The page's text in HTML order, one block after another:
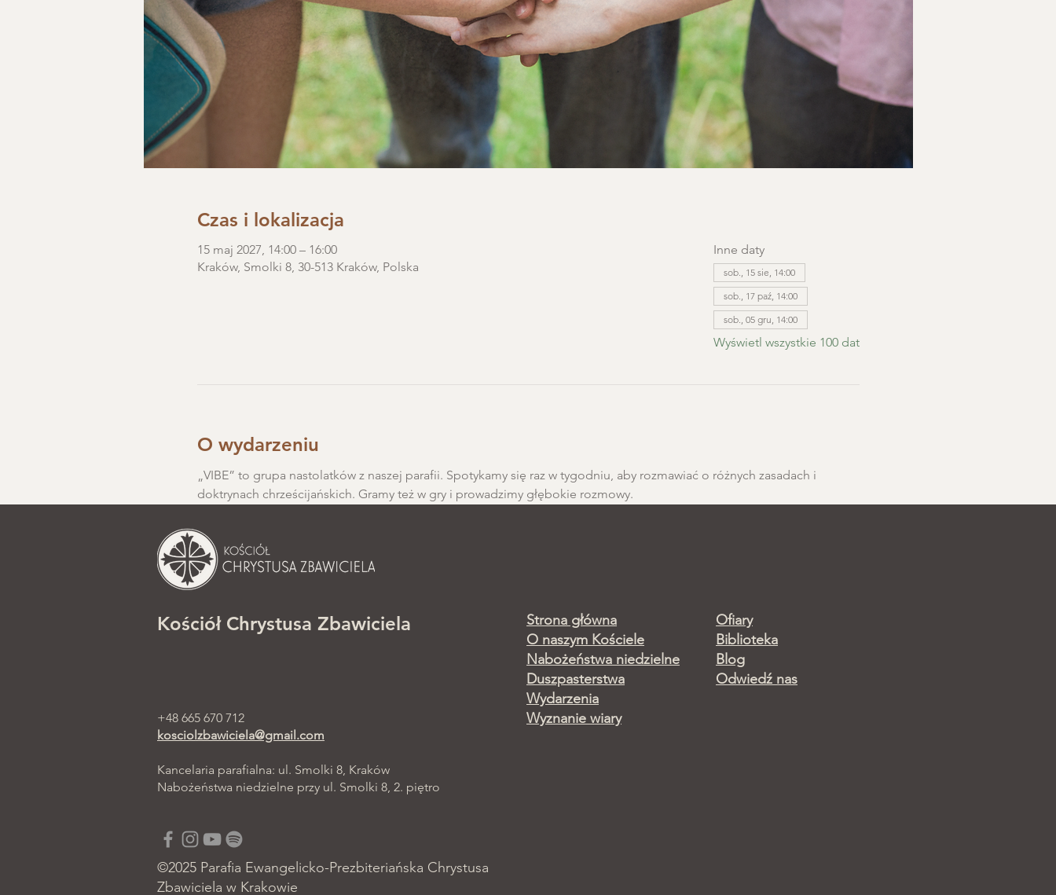
Czas i lokalizacja
15 maj 2027, 14:00 – 16:00
Kraków, Smolki 8, 30-513 Kraków, Polska
Inne daty
sob., 15 sie, 14:00
sob., 17 paź, 14:00
sob., 05 gru, 14:00
Wyświetl wszystkie 100 dat
O wydarzeniu
„VIBE” to grupa nastolatków z naszej parafii. Spotykamy się raz w tygodniu, aby rozmawiać o różnych zasadach i
doktrynach chrześcijańskich. Gramy też w gry i prowadzimy głębokie rozmowy.
Kościół Chrystusa Zbawiciela
+48 665 670 712
kosciolzbawiciela@gmail.com
Kancelaria parafialna: ul. Smolki 8, Kraków
Nabożeństwa niedzielne przy ul. Smolki 8, 2. piętro
Strona główna
O naszym Kościele
Nabożeństwa niedzielne
Duszpasterstwa
Wydarzenia
Wyznanie wiary
Ofiary
Biblioteka
Blog
Odwiedź nas
©2025 Parafia Ewangelicko-Prezbiteriańska Chrystusa
Zbawiciela w Krakowie